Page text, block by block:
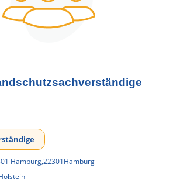
Hamburg,22301Hamburg